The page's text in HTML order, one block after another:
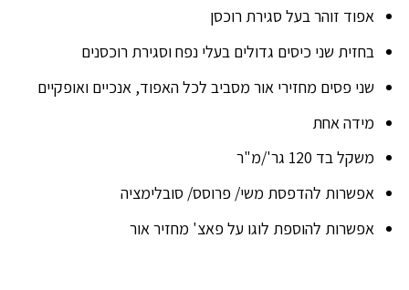
אפוד זוהר בעל סגירת רוכסן
בחזית שני כיסים גדולים בעלי נפח וסגירת רוכסנים
שני פסים מחזירי אור מסביב לכל האפוד, אנכיים ואופקיים
מידה אחת
משקל בד 120 גר'/מ"ר
אפשרות להדפסת משי/ פרוסס/ סובלימציה
אפשרות להוספת לוגו על פאצ' מחזיר אור